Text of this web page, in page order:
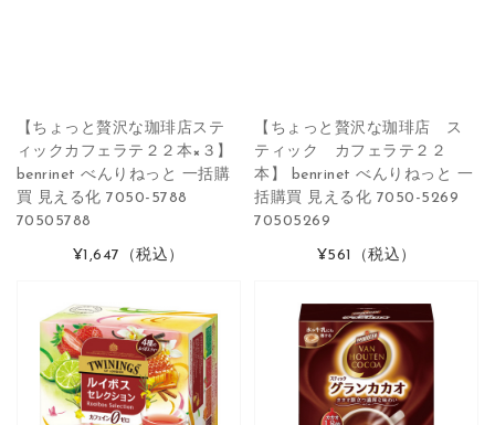
【ちょっと贅沢な珈琲店ステ
ィックカフェラテ２２本×３】
benrinet べんりねっと 一括購
買 見える化 7050-5788
70505788
¥1,647 （税込）
【ちょっと贅沢な珈琲店 ス
ティック カフェラテ２２
本】 benrinet べんりねっと 一
括購買 見える化 7050-5269
70505269
¥561 （税込）